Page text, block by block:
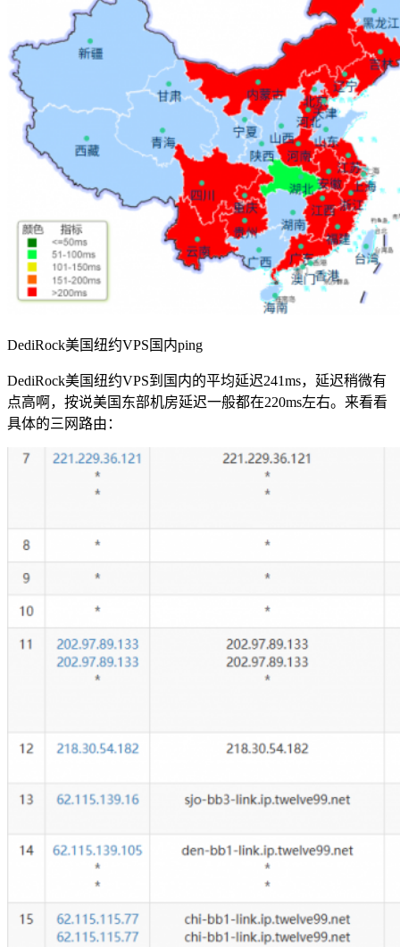
DediRock美国纽约VPS国内ping
DediRock美国纽约VPS到国内的平均延迟241ms，延迟稍微有
点高啊，按说美国东部机房延迟一般都在220ms左右。来看看
具体的三网路由：